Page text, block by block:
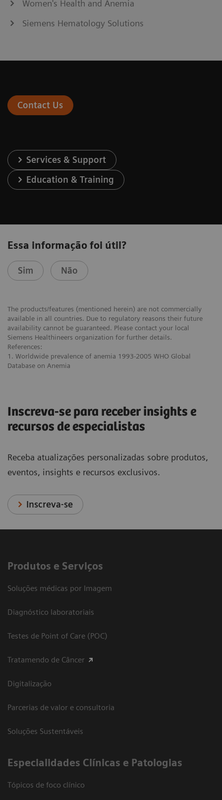
Women's Health and Anemia
Siemens Hematology Solutions
Contact Us
Services & Support
Education & Training
Essa informação foi útil?
Sim Não
The products/features (mentioned herein) are not commercially
available in all countries. Due to regulatory reasons their future
availability cannot be guaranteed. Please contact your local
Siemens Healthineers organization for further details.
References:
1. Worldwide prevalence of anemia 1993-2005 WHO Global
Database on Anemia
Inscreva-se para receber insights e
recursos de especialistas
Receba atualizações personalizadas sobre produtos,
eventos, insights e recursos exclusivos.
Inscreva-se
Produtos e Serviços
Soluções médicas por Imagem
Diagnóstico laboratoriais
Testes de Point of Care (POC)
Tratamendo de Câncer
Digitalização
Parcerias de valor e consultoria
Soluções Sustentáveis
​Especialidades Clínicas e Patologias
Tópicos de foco clínico